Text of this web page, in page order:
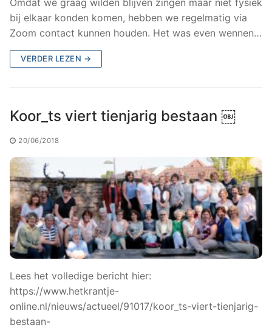
Omdat we graag wilden blijven zingen maar niet fysiek
bij elkaar konden komen, hebben we regelmatig via
Zoom contact kunnen houden. Het was even wennen…
VERDER LEZEN →
Koor_ts viert tienjarig bestaan ￼
20/06/2018
Lees het volledige bericht hier:
https://www.hetkrantje-
online.nl/nieuws/actueel/91017/koor_ts-viert-tienjarig-
bestaan-